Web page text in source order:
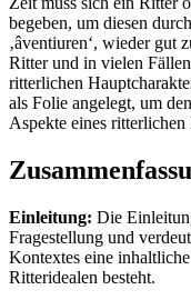
begeben, um diesen
‚âventiuren‘, wieder gut
Ritter und in vielen
ritterlichen
als Folie angelegt, um
Aspekte eines
Einleitung: Die
Fragestellung und
Kontextes eine
Ritteridealen besteht.